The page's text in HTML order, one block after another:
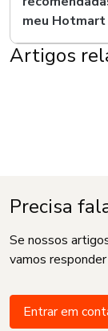
meu Hotmart
Artigos
Precisa
Se nossos
vamos
Entrar em